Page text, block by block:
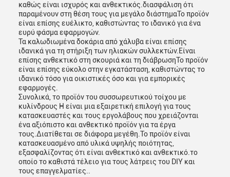
καθώς είναι ισχυρός και ανθεκτικός.διασφάλιση ότι
παραμένουν στη θέση τους για μεγάλο διάστημαΤο προϊόν
είναι επίσης ευέλικτο, καθιστώντας το ιδανικό για ένα
ευρύ φάσμα εφαρμογών.
Τα καλωδιωμένα δοκάρια από χάλυβα είναι επίσης
ιδανικά για τη στήριξη των ηλιακών συλλεκτών.Είναι
επίσης ανθεκτικό στη σκουριά και τη διάβρωσηΤο προϊόν
είναι επίσης εύκολο στην εγκατάσταση, καθιστώντας το
ιδανικό τόσο για οικιστικές όσο και για εμπορικές
εφαρμογές.
Συνολικά, το προϊόν του συσσωρευτικού τοίχου με
κυλίνδρους H είναι μια εξαιρετική επιλογή για τους
κατασκευαστές και τους εργολάβους που χρειάζονται
ένα αξιόπιστο και ανθεκτικό προϊόν για τα έργα
τους.Διατίθεται σε διάφορα μεγέθη.Το προϊόν είναι
κατασκευασμένο από υλικά υψηλής ποιότητας,
εξασφαλίζοντας ότι είναι ανθεκτικό και ανθεκτικό.το
οποίο το καθιστά τέλειο για τους λάτρεις του DIY και
τους επαγγελματίες..